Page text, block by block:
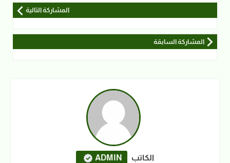
المشاركة التالية
المشاركة السابقة
الكاتب ADMIN